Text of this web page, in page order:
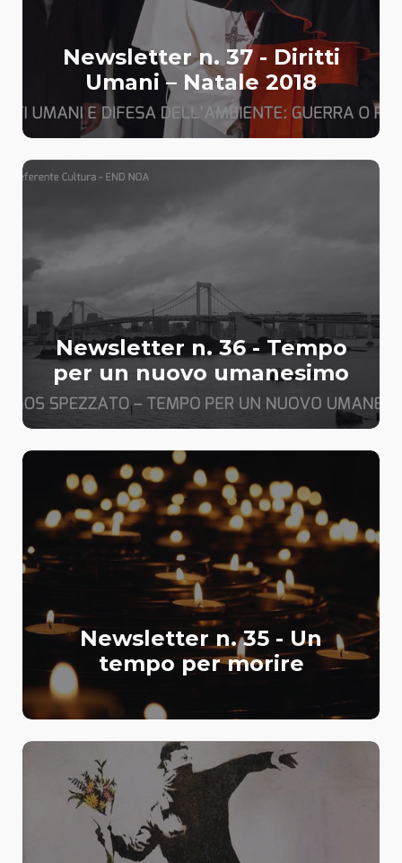
Newsletter n. 37 - Diritti
Umani – Natale 2018
Newsletter n. 36 - Tempo
per un nuovo umanesimo
Newsletter n. 35 - Un
tempo per morire